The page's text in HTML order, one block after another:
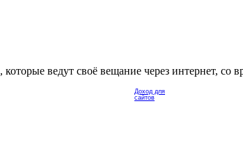
, которые ведут своё вещание через интернет, со
Доход для
сайтов